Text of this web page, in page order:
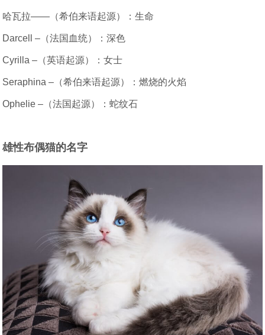
哈瓦拉——（希伯来语起源）：生命
Darcell –（法国血统）：深色
Cyrilla –（英语起源）：女士
Seraphina –（希伯来语起源）：燃烧的火焰
Ophelie –（法国起源）：蛇纹石
雄性布偶猫的名字